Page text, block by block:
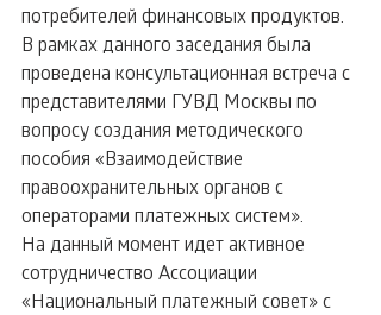
потребителей финансовых продуктов.
В рамках данного заседания была
проведена консультационная встреча с
представителями ГУВД Москвы по
вопросу создания методического
пособия «Взаимодействие
правоохранительных органов с
операторами платежных систем».
На данный момент идет активное
сотрудничество Ассоциации
«Национальный платежный совет» с